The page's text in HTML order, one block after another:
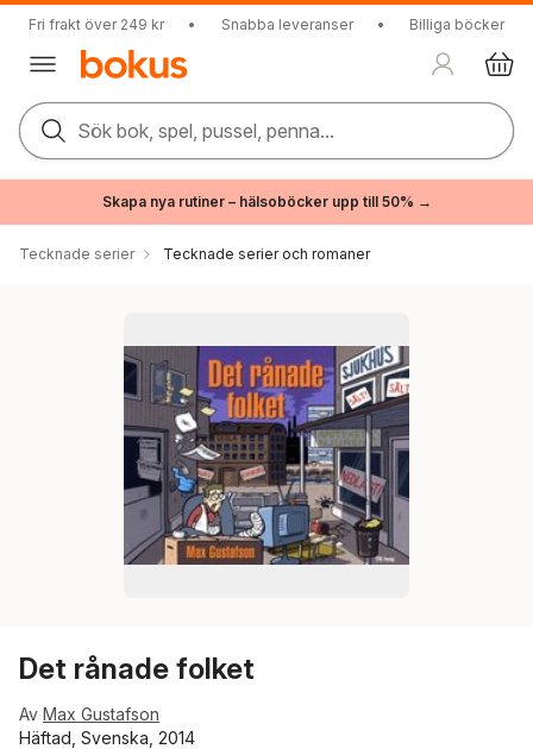
Fri frakt över 249 kr • Snabba leveranser • Billiga böcker
Sök bok, spel, pussel, penna...
Skapa nya rutiner – hälsoböcker upp till 50% →
Tecknade serier Tecknade serier och romaner
Det rånade folket
Av Max Gustafson
Häftad, Svenska, 2014